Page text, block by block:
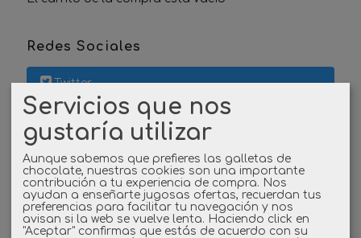
Redes Sociales
Twitter
Linkedin
Instagram
Facebook
Servicios que nos
gustaría utilizar
Aunque sabemos que prefieres las galletas de
chocolate, nuestras cookies son una importante
contribución a tu experiencia de compra. Nos
ayudan a enseñarte jugosas ofertas, recuerdan tus
preferencias para facilitar tu navegación y nos
avisan si la web se vuelve lenta. Haciendo click en
"Aceptar" confirmas que estás de acuerdo con su